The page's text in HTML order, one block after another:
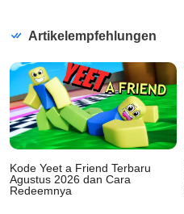
Artikelempfehlungen
Kode Yeet a Friend Terbaru
Agustus 2026 dan Cara
Redeemnya